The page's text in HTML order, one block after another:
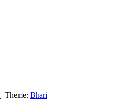
| Theme: Bhari